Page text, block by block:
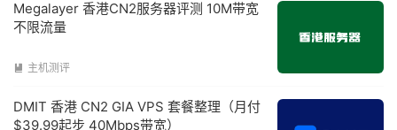
Megalayer 香港CN2服务器评测 10M带宽
不限流量
 主机测评
DMIT 香港 CN2 GIA VPS 套餐整理（月付
$39.99起步 40Mbps带宽）